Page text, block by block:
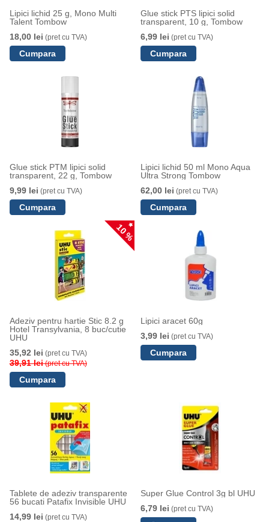
Lipici lichid 25 g, Mono Multi
Talent Tombow
18,00 lei (pret cu TVA)
Glue stick PTS lipici solid
transparent, 10 g, Tombow
6,99 lei (pret cu TVA)
Glue stick PTM lipici solid
transparent, 22 g, Tombow
9,99 lei (pret cu TVA)
Lipici lichid 50 ml Mono Aqua
Ultra Strong Tombow
62,00 lei (pret cu TVA)
10 %
Adeziv pentru hartie Stic 8.2 g
Hotel Transylvania, 8 buc/cutie
UHU
35,92 lei (pret cu TVA)
39,91 lei(pret cu TVA)
Lipici aracet 60g
3,99 lei (pret cu TVA)
Tablete de adeziv transparente
56 bucati Patafix Invisible UHU
14,99 lei (pret cu TVA)
Super Glue Control 3g bl UHU
6,79 lei (pret cu TVA)